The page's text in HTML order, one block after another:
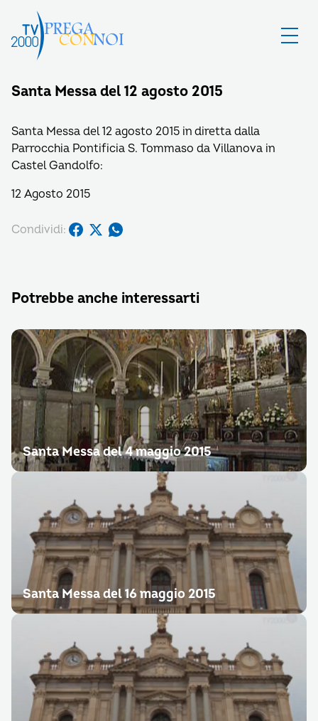
Santa Messa del 12 agosto 2015
Santa Messa del 12 agosto 2015 in diretta dalla
Parrocchia Pontificia S. Tommaso da Villanova in
Castel Gandolfo:
12 Agosto 2015
Condividi:
Potrebbe anche interessarti
Santa Messa del 4 maggio 2015
Santa Messa del 16 maggio 2015